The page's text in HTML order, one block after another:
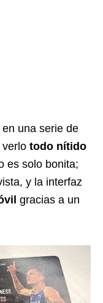
una serie de
verlo todo nítido
es solo bonita;
y la interfaz
gracias a un